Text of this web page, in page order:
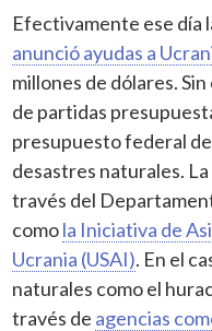
Efectivamente ese día
anunció ayudas a
millones de dólares.
de partidas
presupuesto federal
desastres naturales.
través del
comola Iniciativa de
Ucrania (USAI). En el
naturales como el
través de agencias